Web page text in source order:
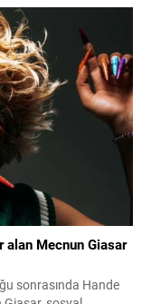
alan Mecnun Giasar
sonrasında Hande